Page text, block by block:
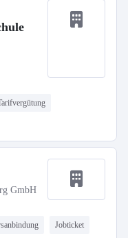
GmbH
Jobticket